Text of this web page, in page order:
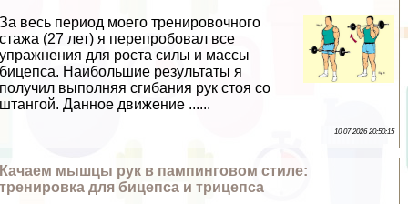
За весь период моего тренировочного
стажа (27 лет) я перепробовал все
упражнения для роста силы и массы
бицепса. Наибольшие результаты я
получил выполняя сгибания рук стоя со
штангой. Данное движение ......
10 07 2026 20:50:15
Качаем мышцы рук в пампинговом стиле:
тренировка для бицепса и трицепса